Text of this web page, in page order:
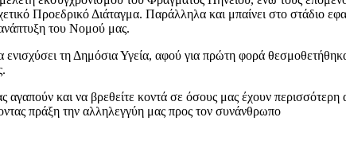
Προεδρικό Διάταγμα. Παράλληλα και μπαίνει στο στάδιο
του Νομού μας.
τη Δημόσια Υγεία, αφού για πρώτη φορά
αγαπούν και να βρεθείτε κοντά σε όσους μας έχουν
πράξη την αλληλεγγύη μας προς τον συνάνθρωπο